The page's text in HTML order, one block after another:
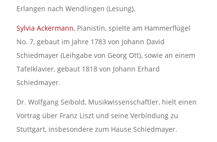
Erlangen nach Wendlingen (Lesung).
Sylvia Ackermann, Pianistin, spielte am Hammerflügel
No. 7, gebaut im Jahre 1783 von Johann David
Schiedmayer (Leihgabe von Georg Ott), sowie an einem
Tafelklavier, gebaut 1818 von Johann Erhard
Schiedmayer.
Dr. Wolfgang Seibold, Musikwissenschaftler, hielt einen
Vortrag über Franz Liszt und seine Verbindung zu
Stuttgart, insbesondere zum Hause Schiedmayer.